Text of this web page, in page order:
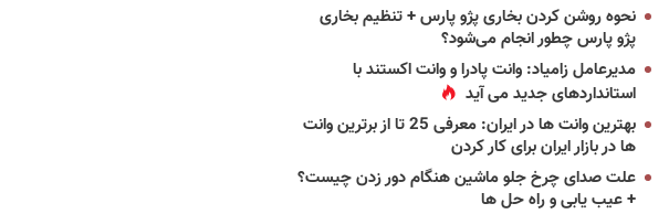
نحوه روشن کردن بخاری پژو پارس + تنظیم بخاری
پژو پارس چطور انجام می‌شود؟
مدیرعامل زامیاد: وانت پادرا و وانت اکستند با
استانداردهای جدید می آید
بهترین وانت ها در ایران: معرفی 25 تا از برترین وانت
ها در بازار ایران برای کار کردن
علت صدای چرخ جلو ماشین هنگام دور زدن چیست؟
+ عیب یابی و راه حل ها